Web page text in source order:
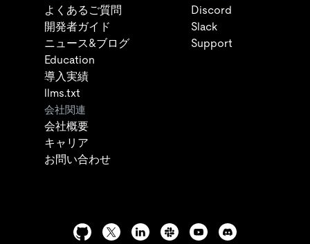
よくあるご質問
開発者ガイド
ニュース&ブログ
Education
導入実績
llms.txt
Discord
Slack
Support
会社関連
会社概要
キャリア
お問い合わせ